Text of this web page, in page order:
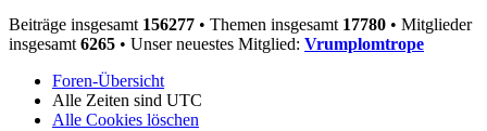
Beiträge insgesamt 156277 • Themen insgesamt 17780 • Mitglieder
insgesamt 6265 • Unser neuestes Mitglied: Vrumplomtrope
Foren-Übersicht
Alle Zeiten sind UTC
Alle Cookies löschen